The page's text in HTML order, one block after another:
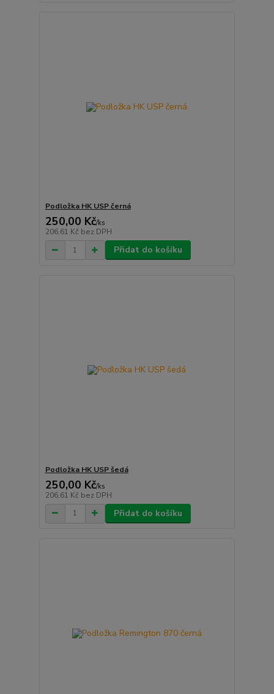
Podložka HK USP černá
250,00 Kč/ks
206,61 Kč bez DPH
Přidat do košíku
Podložka HK USP šedá
250,00 Kč/ks
206,61 Kč bez DPH
Přidat do košíku